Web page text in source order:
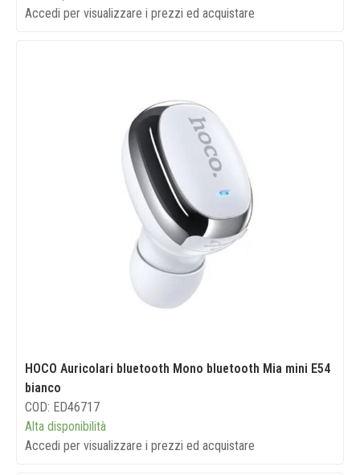
Accedi per visualizzare i prezzi ed acquistare
HOCO Auricolari bluetooth Mono bluetooth Mia mini E54
bianco
COD: ED46717
Alta disponibilità
Accedi per visualizzare i prezzi ed acquistare